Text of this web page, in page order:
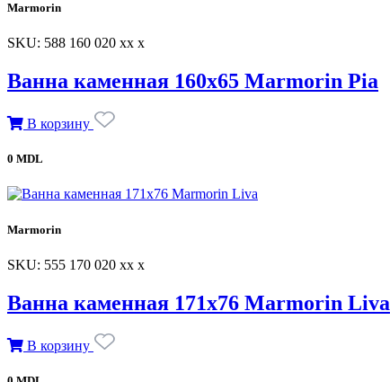
Marmorin
SKU: 588 160 020 xx x
Ванна каменная 160х65 Marmorin Pia
В корзину
0 MDL
Marmorin
SKU: 555 170 020 xx x
Ванна каменная 171х76 Marmorin Liva
В корзину